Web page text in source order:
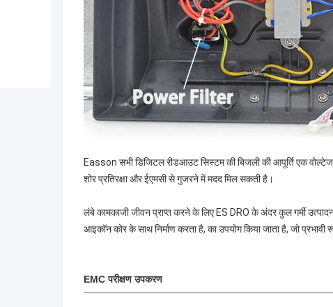
Easson सभी डिजिटल रीडआउट सिस्टम की बिजली की आपूर्ति एक वोल्टेज
शोर प्रतिरक्षा और ईएमसी से गुजरने में मदद मिल सकती है।
लंबे कामकाजी जीवन प्राप्त करने के लिए ES DRO के अंदर कुल गर्मी
आइकॉन कोर के साथ निर्माण करता है, का उपयोग किया जाता है, जो
EMC परीक्षण उपकरण